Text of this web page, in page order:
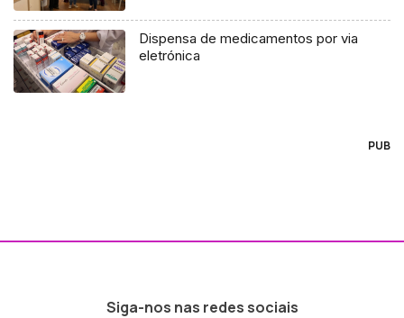
Dispensa de medicamentos por via
eletrónica
PUB
Siga-nos nas redes sociais